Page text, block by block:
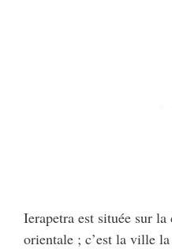
Ierapetra est située sur
orientale ; c’est la ville